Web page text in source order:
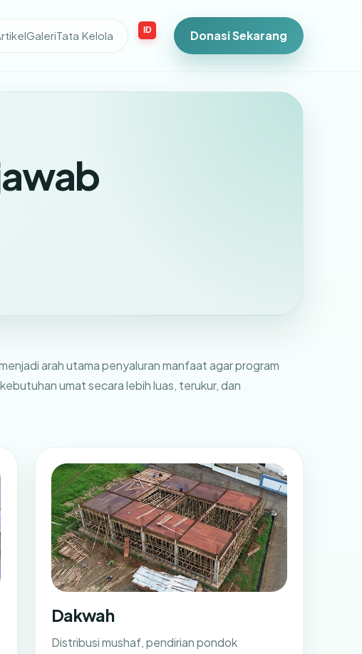
GaleriTata Kelola ID Donasi Sekarang
arah utama penyaluran manfaat agar program
umat secara lebih luas, terukur, dan
Dakwah
Distribusi mushaf, pendirian pondok